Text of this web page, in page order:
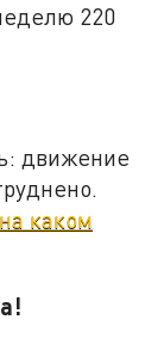
220
движение
на каком